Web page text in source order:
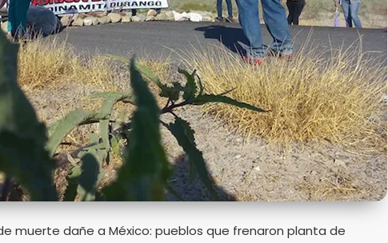
muerte dañe a México: pueblos que frenaron planta de